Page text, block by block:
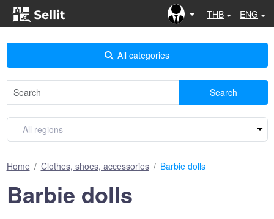
THB ENG
All categories
Search
Home Clothes, shoes, accessories Barbie dolls
Barbie dolls